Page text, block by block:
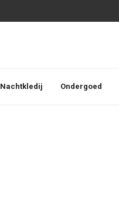
Nachtkledij Ondergoed